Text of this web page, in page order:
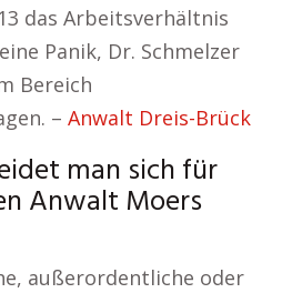
das Arbeitsverhältnis
Panik, Dr. Schmelzer
Bereich
– Anwalt Dreis-Brück
man sich für
Anwalt Moers
außerordentliche oder